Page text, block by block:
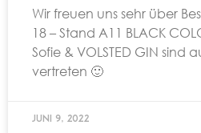
Wir freuen uns sehr über
18 – Stand A11 BLACK
Sofie & VOLSTED GIN sind
vertreten 🙂
Juni 9, 2022